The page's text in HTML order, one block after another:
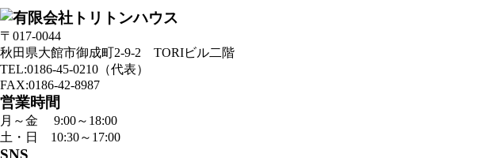
〒017-0044
秋田県大館市御成町2-9-2 TORIビル二階
TEL:0186-45-0210（代表）
FAX:0186-42-8987
営業時間
月～金 9:00～18:00
土・日 10:30～17:00
SNS